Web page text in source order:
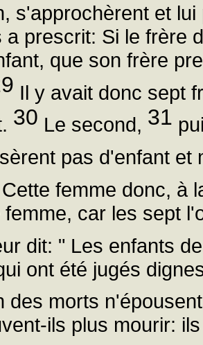
s'approchèrent et
a prescrit: Si le frère
que son frère
Il y avait donc sept
30 Le second, 31
pas d'enfant et
Cette femme donc, à
car les sept
dit: " Les enfants
ont été jugés
des morts
ils plus mourir: